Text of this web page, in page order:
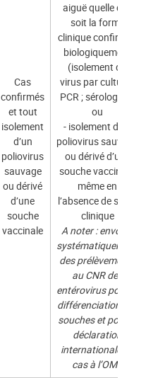
Cas
confirmés
et tout
isolement
d’un
poliovirus
sauvage
ou dérivé
d’une
souche
vaccinale
aiguë quelle que
soit la forme
clinique confirmée
biologiquement
(isolement du
virus par culture ;
PCR ; sérologie…)
ou
- isolement d’un
poliovirus sauvage
ou dérivé d’une
souche vaccinale,
même en
l’absence de signe
clinique
A noter : envoyer
systématiquement
des prélèvements
au CNR des
entérovirus pour la
différenciation des
souches et pour la
déclaration
internationale du
cas à l’OMS